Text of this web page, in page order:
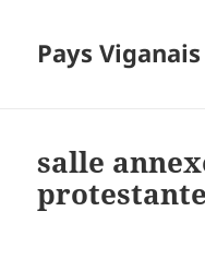
Pays
salle